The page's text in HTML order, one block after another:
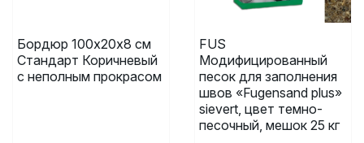
Бордюр 100х20х8 см
Стандарт Коричневый
с неполным прокрасом
FUS
Модифицированный
песок для заполнения
швов «Fugensand plus»
sievert, цвет темно-
песочный, мешок 25 кг